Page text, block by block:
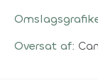
Oversat af: